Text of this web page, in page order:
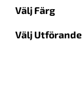
Välj Färg
Välj Utförande